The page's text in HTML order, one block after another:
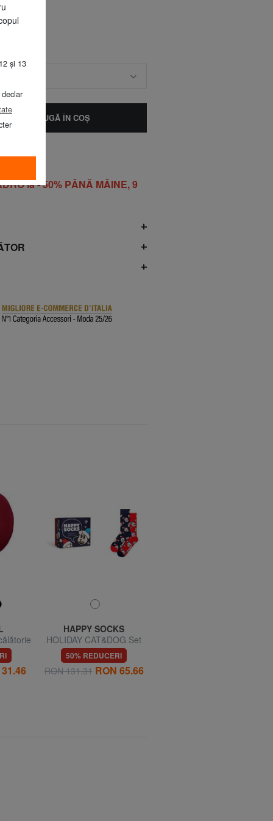
ADAUGĂ ÎN COŞ
la - 50% PÂNĂ MÂINE, 9
HAPPY SOCKS
HOLIDAY CAT&DOG Set
cadou de 2 perechi de
șosete
50% REDUCERI
RON 131.31 RON 65.66
și 13
declar